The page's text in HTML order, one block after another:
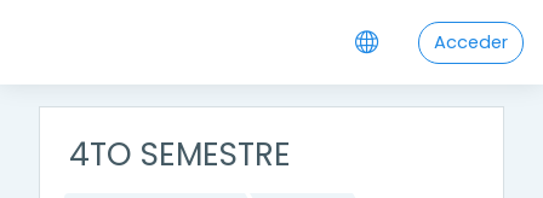
Acceder
4TO SEMESTRE